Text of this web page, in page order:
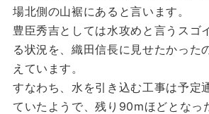
場北側の山裾にあると言います。
豊臣秀吉としては水攻めと言うスゴ
る状況を、織田信長に見せたかった
えています。
すなわち、水を引き込む工事は予定
ていたようで、残り90mほどとなっ